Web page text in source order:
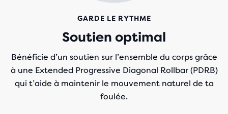
GARDE LE RYTHME
Soutien optimal
Bénéficie d’un soutien sur l’ensemble du corps grâce
à une Extended Progressive Diagonal Rollbar (PDRB)
qui t’aide à maintenir le mouvement naturel de ta
foulée.